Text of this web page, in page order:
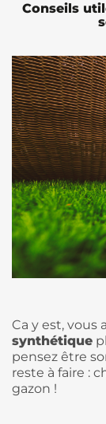
Conseils
Ca y est, vous
synthétique
pensez être
reste à faire :
gazon !